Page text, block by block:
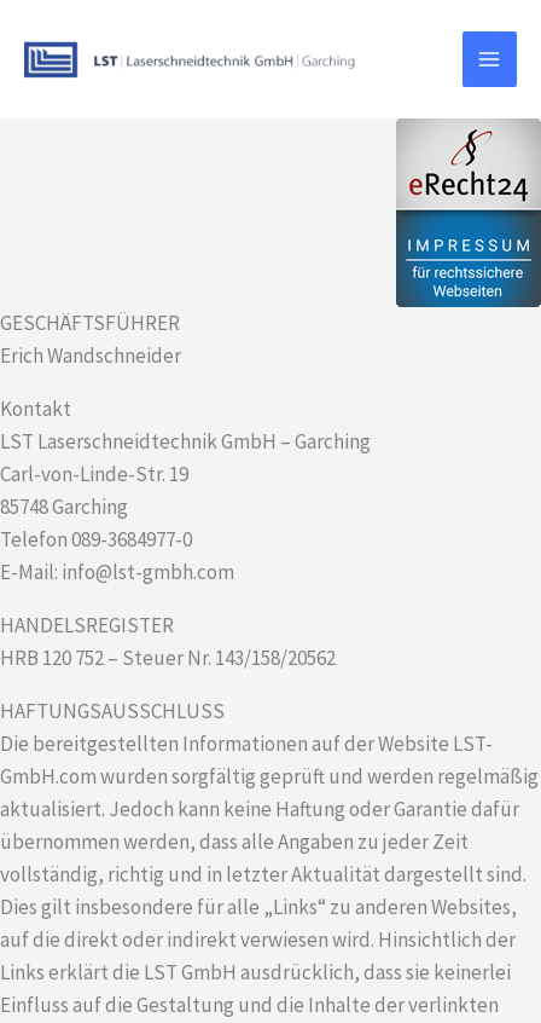
Inhalt
springen
GESCHÄFTSFÜHRER
Erich Wandschneider
Kontakt
LST Laserschneidtechnik GmbH – Garching
Carl-von-Linde-Str. 19
85748 Garching
Telefon 089-3684977-0
E-Mail: info@lst-gmbh.com
HANDELSREGISTER
HRB 120 752 – Steuer Nr. 143/158/20562
HAFTUNGSAUSSCHLUSS
Die bereitgestellten Informationen auf der Website LST-
GmbH.com wurden sorgfältig geprüft und werden regelmäßig
aktualisiert. Jedoch kann keine Haftung oder Garantie dafür
übernommen werden, dass alle Angaben zu jeder Zeit
vollständig, richtig und in letzter Aktualität dargestellt sind.
Dies gilt insbesondere für alle „Links“ zu anderen Websites,
auf die direkt oder indirekt verwiesen wird. Hinsichtlich der
Links erklärt die LST GmbH ausdrücklich, dass sie keinerlei
Einfluss auf die Gestaltung und die Inhalte der verlinkten